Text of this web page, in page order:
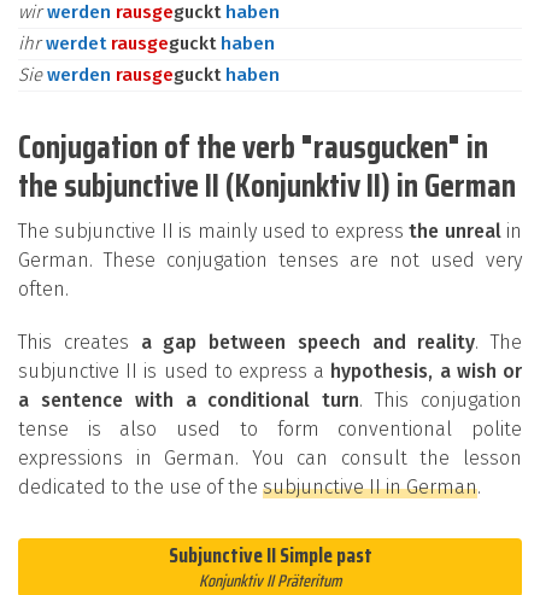
wirwerden rausgeguckt haben
ihrwerdet rausgeguckt haben
Siewerden rausgeguckt haben
Conjugation of the verb "rausgucken" in
the subjunctive II (Konjunktiv II) in German
The subjunctive II is mainly used to expressthe unrealin
German. These conjugation tenses are not used very
often.
This creates a gap between speech and reality. The
subjunctive II is used to express a hypothesis, a wish or
a sentence with a conditional turn. This conjugation
tense is also used to form conventional polite
expressions in German. You can consult the lesson
dedicated to the use of the subjunctive II in German.
Subjunctive II Simple past
Konjunktiv II Präteritum